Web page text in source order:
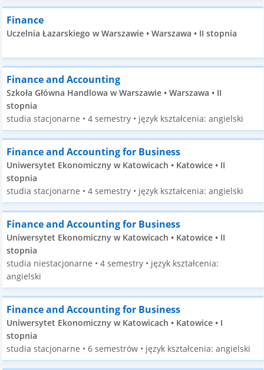
Finance
Uczelnia Łazarskiego w Warszawie • Warszawa • II stopnia
Finance and Accounting
Szkoła Główna Handlowa w Warszawie • Warszawa • II
stopnia
studia stacjonarne • 4 semestry • język kształcenia: angielski
Finance and Accounting for Business
Uniwersytet Ekonomiczny w Katowicach • Katowice • II
stopnia
studia stacjonarne • 4 semestry • język kształcenia: angielski
Finance and Accounting for Business
Uniwersytet Ekonomiczny w Katowicach • Katowice • II
stopnia
studia niestacjonarne • 4 semestry • język kształcenia:
angielski
Finance and Accounting for Business
Uniwersytet Ekonomiczny w Katowicach • Katowice • I
stopnia
studia stacjonarne • 6 semestrów • język kształcenia: angielski